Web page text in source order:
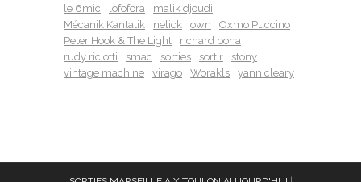
le 6mic
lofofora
malik djoudi
Mécanik Kantatik
nelick own
Oxmo Puccino
Peter Hook & The Light
richard bona
rudy riciotti
smac sorties sortir
stony
vintage machine
virago Worakls yann cleary